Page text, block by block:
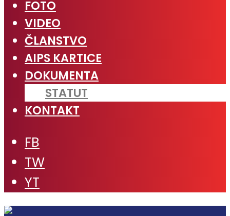
FOTO
VIDEO
ČLANSTVO
AIPS KARTICE
DOKUMENTA
STATUT
KONTAKT
FB
TW
YT